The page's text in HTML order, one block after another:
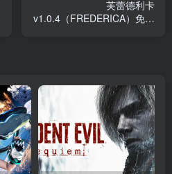
芙蕾德利卡
v1.0.4（FREDERICA）免安